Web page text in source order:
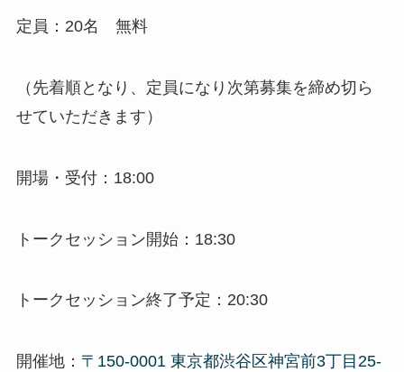
定員：20名 無料
（先着順となり、定員になり次第募集を締め切ら
せていただきます）
開場・受付：18:00
トークセッション開始：18:30
トークセッション終了予定：20:30
開催地： 〒150-0001 東京都渋谷区神宮前3丁目25-